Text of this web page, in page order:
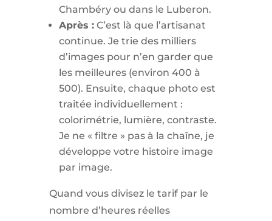
Chambéry ou dans le Luberon.
Après :C’est là que l’artisanat
continue. Je trie des milliers
d’images pour n’en garder que
les meilleures (environ 400 à
500). Ensuite, chaque photo est
traitée individuellement :
colorimétrie, lumière, contraste.
Je ne « filtre » pas à la chaîne, je
développe votre histoire image
par image.
Quand vous divisez le tarif par le
nombre d’heures réelles